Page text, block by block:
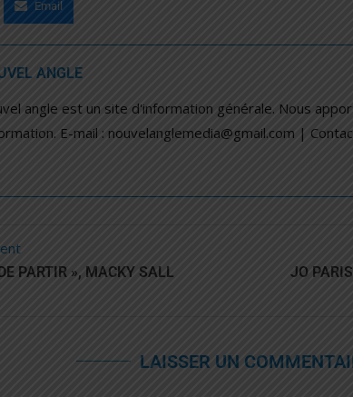
Email
ANGLE
angle est un site d'information générale. Nous
E-mail : nouvelanglemedia@gmail.com |
PARTIR », MACKY SALL
JO
LAISSER UN